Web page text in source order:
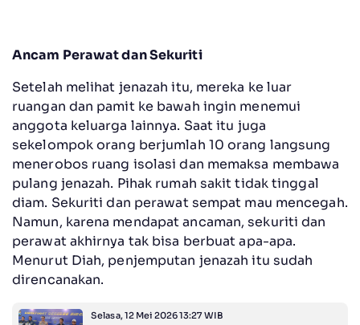
Ancam Perawat dan Sekuriti
Setelah melihat jenazah itu, mereka ke luar
ruangan dan pamit ke bawah ingin menemui
anggota keluarga lainnya. Saat itu juga
sekelompok orang berjumlah 10 orang langsung
menerobos ruang isolasi dan memaksa membawa
pulang jenazah. Pihak rumah sakit tidak tinggal
diam. Sekuriti dan perawat sempat mau mencegah.
Namun, karena mendapat ancaman, sekuriti dan
perawat akhirnya tak bisa berbuat apa-apa.
Menurut Diah, penjemputan jenazah itu sudah
direncanakan.
Selasa, 12 Mei 2026 13:27 WIB